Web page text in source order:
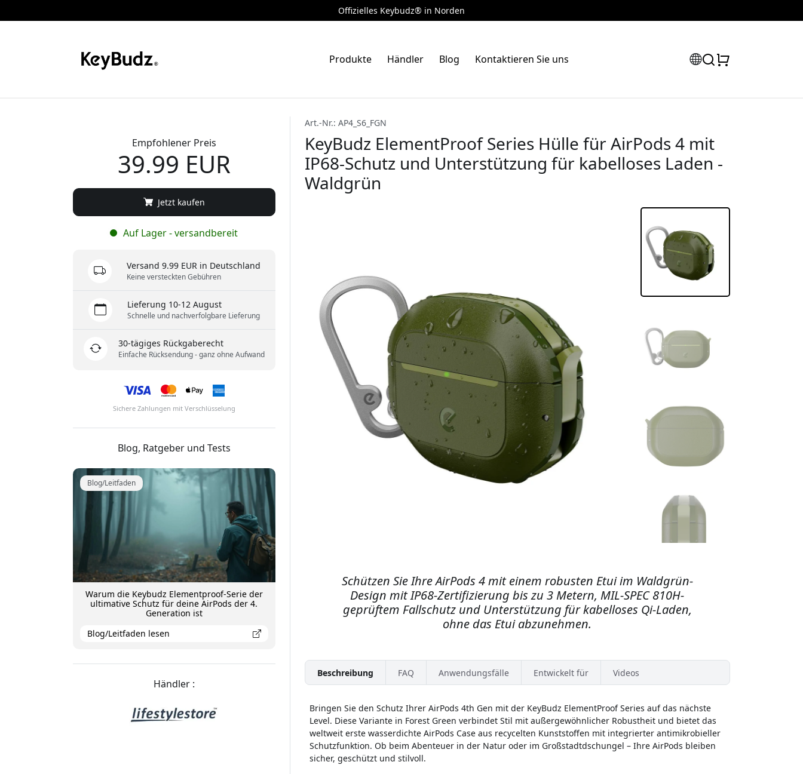
Offizielles Keybudz® in Norden
Produkte Händler Blog Kontaktieren Sie uns
Art.-Nr.: AP4_S6_FGN
KeyBudz ElementProof Series Hülle für AirPods 4 mit
IP68-Schutz und Unterstützung für kabelloses Laden -
Waldgrün
Schützen Sie Ihre AirPods 4 mit einem robusten Etui im Waldgrün-
Design mit IP68-Zertifizierung bis zu 3 Metern, MIL-SPEC 810H-
geprüftem Fallschutz und Unterstützung für kabelloses Qi-Laden,
ohne das Etui abzunehmen.
Beschreibung FAQ Anwendungsfälle Entwickelt für Videos
Bringen Sie den Schutz Ihrer AirPods 4th Gen mit der KeyBudz ElementProof Series auf das nächste
Level. Diese Variante in Forest Green verbindet Stil mit außergewöhnlicher Robustheit und bietet das
weltweit erste wasserdichte AirPods Case aus recycelten Kunststoffen mit integrierter antimikrobieller
Schutzfunktion. Ob beim Abenteuer in der Natur oder im Großstadtdschungel – Ihre AirPods bleiben
sicher, geschützt und stilvoll.
Empfohlener Preis
39.99 EUR
Jetzt kaufen
Auf Lager - versandbereit
Versand 9.99 EUR in Deutschland
Keine versteckten Gebühren
Lieferung 10-12 August
Schnelle und nachverfolgbare Lieferung
30-tägiges Rückgaberecht
Einfache Rücksendung - ganz ohne Aufwand
Sichere Zahlungen mit Verschlüsselung
Blog, Ratgeber und Tests
Blog/Leitfaden
Warum die Keybudz Elementproof-Serie der
ultimative Schutz für deine AirPods der 4.
Generation ist
Blog/Leitfaden lesen
Händler :